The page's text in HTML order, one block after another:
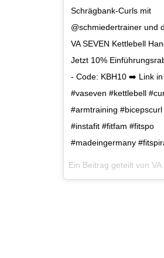
Schrägbank-Curls mit
@schmiedertrainer und
VA SEVEN Kettlebell
Jetzt 10%
- Code: KBH10 ➡️ Link in
#vaseven #kettlebell
#armtraining
#instafit #fitfam #fitspo
#madeingermany
Ein Beitrag geteilt von VA